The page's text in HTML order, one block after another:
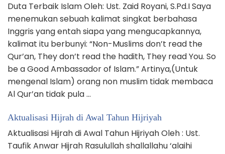
Duta Terbaik Islam Oleh: Ust. Zaid Royani, S.Pd.I Saya
menemukan sebuah kalimat singkat berbahasa
Inggris yang entah siapa yang mengucapkannya,
kalimat itu berbunyi: “Non-Muslims don’t read the
Qur’an, They don’t read the hadith, They read You. So
be a Good Ambassador of Islam.” Artinya,(Untuk
mengenal Islam) orang non muslim tidak membaca
Al Qur’an tidak pula …
Aktualisasi Hijrah di Awal Tahun Hijriyah
Aktualisasi Hijrah di Awal Tahun Hijriyah Oleh : Ust.
Taufik Anwar Hijrah Rasulullah shallallahu ‘alaihi